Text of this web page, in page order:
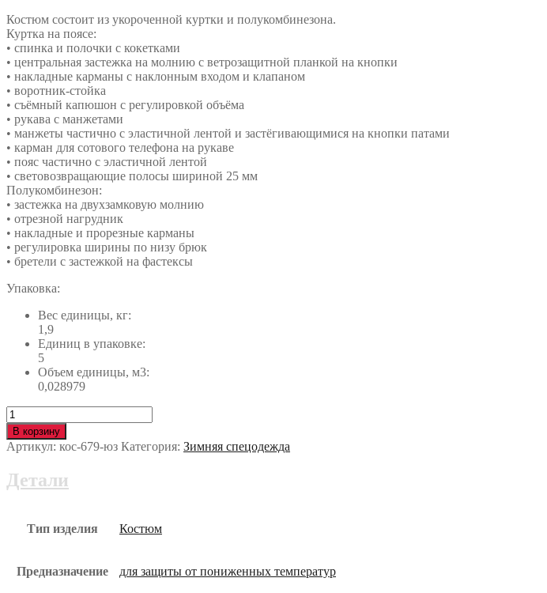
Костюм состоит из укороченной куртки и полукомбинезона.
Куртка на поясе:
• спинка и полочки с кокетками
• центральная застежка на молнию с ветрозащитной планкой на кнопки
• накладные карманы с наклонным входом и клапаном
• воротник-стойка
• съёмный капюшон с регулировкой объёма
• рукава с манжетами
• манжеты частично с эластичной лентой и застёгивающимися на кнопки патами
• карман для сотового телефона на рукаве
• пояс частично с эластичной лентой
• световозвращающие полосы шириной 25 мм
Полукомбинезон:
• застежка на двухзамковую молнию
• отрезной нагрудник
• накладные и прорезные карманы
• регулировка ширины по низу брюк
• бретели с застежкой на фастексы
Упаковка:
Вес единицы, кг:
1,9
Единиц в упаковке:
5
Объем единицы, м3:
0,028979
Количество
Костюм
СТИМУЛ
утеплённый
юз
В корзину
Артикул: кос-679-юз Категория: Зимняя спецодежда
Детали
Тип изделия Костюм
Предназначение для защиты от пониженных температур